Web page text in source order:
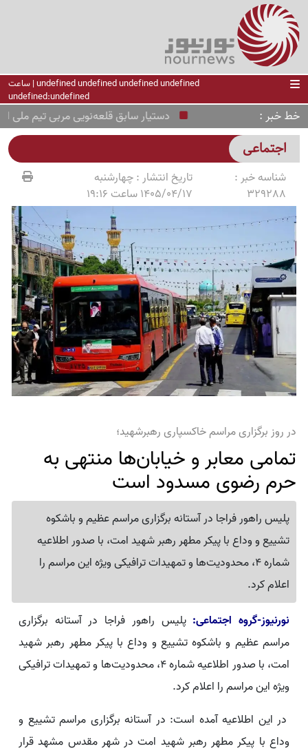
undefined undefined undefined undefined | ساعت
undefined:undefined
خط خبر دستیار سابق قلعه‌نویی مربی تیم ملی ایتالیا
اجتماعی
شناسه خبر :
329288
تاریخ انتشار :چهارشنبه
1405/04/17 ساعت 19:16
در روز برگزاری مراسم خاکسپاری رهبرشهید؛
تمامی معابر و خیابان‌ها منتهی به
حرم رضوی مسدود است
پلیس راهور فراجا در آستانه برگزاری مراسم عظیم و باشکوه
تشییع و وداع با پیکر مطهر رهبر شهید امت، با صدور اطلاعیه
شماره 4، محدودیت‌ها و تمهیدات ترافیکی ویژه این مراسم را
اعلام کرد.
نورنیوز-گروه اجتماعی:پلیس راهور فراجا در آستانه برگزاری
مراسم عظیم و باشکوه تشییع و وداع با پیکر مطهر رهبر شهید
امت، با صدور اطلاعیه شماره ۴، محدودیت‌ها و تمهیدات ترافیکی
ویژه این مراسم را اعلام کرد.
در این اطلاعیه آمده است: در آستانه برگزاری مراسم تشییع و
وداع با پیکر مطهر رهبر شهید امت در شهر مقدس مشهد قرار